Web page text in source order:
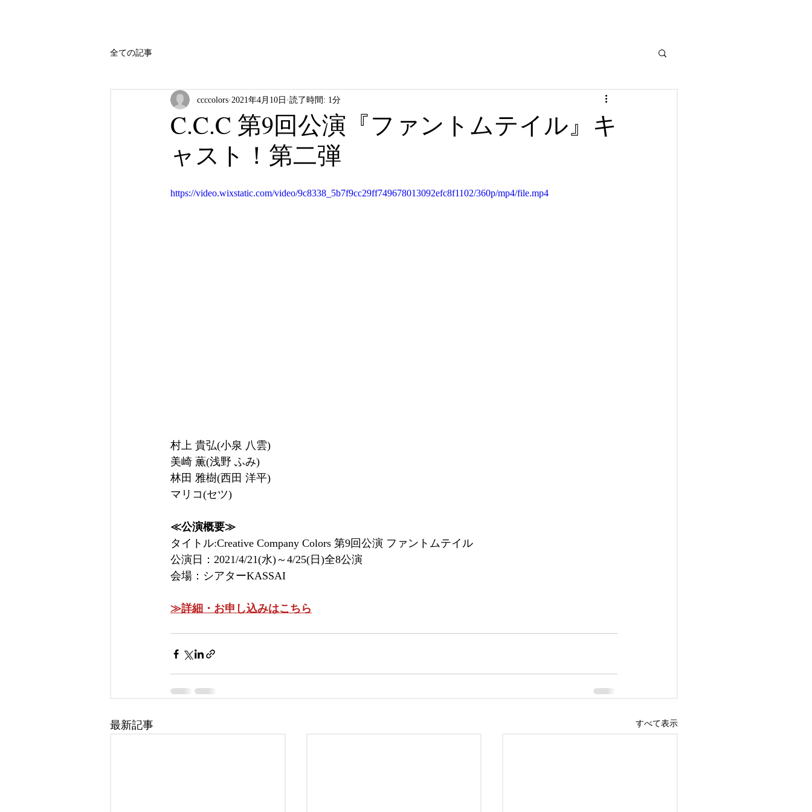
全ての記事
C.C.C 第9回公演『ファントムテイル』キ
ャスト！第二弾
ccccolors 2021年4月10日 読了時間: 1分
https://video.wixstatic.com/video/9c8338_5b7f9cc29ff749678013092efc8f1102/360p/mp4/file.mp4
村上 貴弘(小泉 八雲)
美崎 薫(浅野 ふみ)
林田 雅樹(西田 洋平)
マリコ(セツ)
≪公演概要≫
タイトル:Creative Company Colors 第9回公演 ファントムテイル
公演日：2021/4/21(水)～4/25(日)全8公演
会場：シアターKASSAI
≫詳細・お申し込みはこちら
最新記事 すべて表示